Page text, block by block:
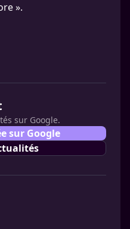
».
sur Google.
sur Google